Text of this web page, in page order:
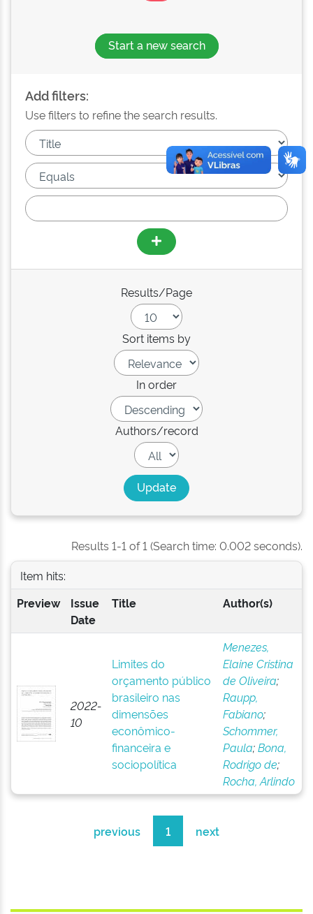
Start a new search
Add filters:
Use filters to refine the search results.
Results/Page
Sort items by
In order
Authors/record
Results 1-1 of 1 (Search time: 0.002 seconds).
Item hits:
Preview
Issue
Date
Title Author(s)
2022-
10
Limites do
orçamento público
brasileiro nas
dimensões
econômico-
financeira e
sociopolítica
Menezes,
Elaine Cristina
de Oliveira;
Raupp,
Fabiano;
Schommer,
Paula;Bona,
Rodrigo de;
Rocha, Arlindo
previous 1 next